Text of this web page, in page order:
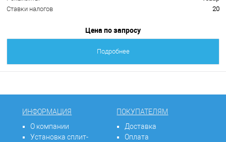
Ставки налогов
20
Цена по запросу
Подробнее
ИНФОРМАЦИЯ
О компании
Установка сплит-
ПОКУПАТЕЛЯМ
Доставка
Оплата